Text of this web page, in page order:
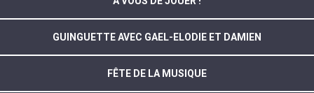
GUINGUETTE AVEC GAEL-ELODIE ET DAMIEN
FÊTE DE LA MUSIQUE